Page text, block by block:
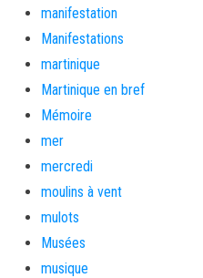
manifestation
Manifestations
martinique
Martinique en bref
Mémoire
mer
mercredi
moulins à vent
mulots
Musées
musique